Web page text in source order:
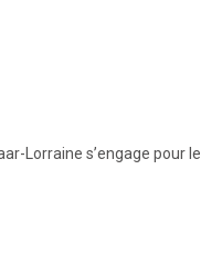
Lorraine s’engage pour le